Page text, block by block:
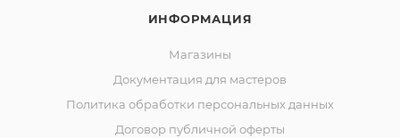
ИНФОРМАЦИЯ
Магазины
Документация для мастеров
Политика обработки персональных данных
Договор публичной оферты